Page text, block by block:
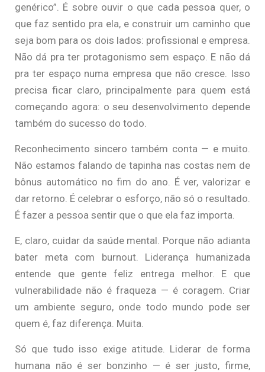
genérico”. É sobre ouvir o que cada pessoa quer, o
que faz sentido pra ela, e construir um caminho que
seja bom para os dois lados: profissional e empresa.
Não dá pra ter protagonismo sem espaço. E não dá
pra ter espaço numa empresa que não cresce. Isso
precisa ficar claro, principalmente para quem está
começando agora: o seu desenvolvimento depende
também do sucesso do todo.
Reconhecimento sincero também conta — e muito.
Não estamos falando de tapinha nas costas nem de
bônus automático no fim do ano. É ver, valorizar e
dar retorno. É celebrar o esforço, não só o resultado.
É fazer a pessoa sentir que o que ela faz importa.
E, claro, cuidar da saúde mental. Porque não adianta
bater meta com burnout. Liderança humanizada
entende que gente feliz entrega melhor. E que
vulnerabilidade não é fraqueza — é coragem. Criar
um ambiente seguro, onde todo mundo pode ser
quem é, faz diferença. Muita.
Só que tudo isso exige atitude. Liderar de forma
humana não é ser bonzinho — é ser justo, firme,